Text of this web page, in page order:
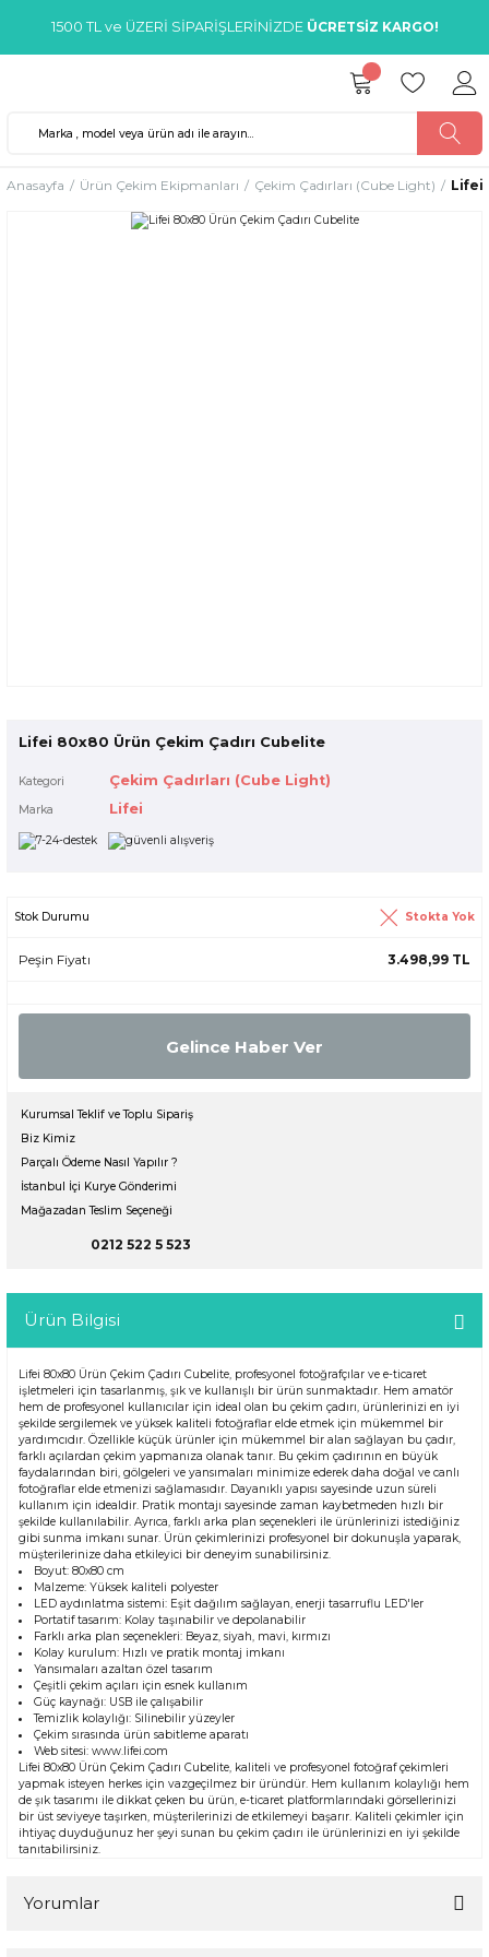
1500 TL ve ÜZERİ SİPARİŞLERİNİZDE ÜCRETSİZ KARGO!
Anasayfa Ürün Çekim Ekipmanları Çekim Çadırları (Cube Light) Lifei
Lifei 80x80 Ürün Çekim Çadırı Cubelite
Kategori Çekim Çadırları (Cube Light)
Marka Lifei
Stok Durumu Stokta Yok
Peşin Fiyatı 3.498,99 TL
Gelince Haber Ver
Kurumsal Teklif ve Toplu Sipariş
Biz Kimiz
Parçalı Ödeme Nasıl Yapılır ?
İstanbul İçi Kurye Gönderimi
Mağazadan Teslim Seçeneği
0212 522 5 523
Ürün Bilgisi
Lifei 80x80 Ürün Çekim Çadırı Cubelite, profesyonel fotoğrafçılar ve e-ticaret
işletmeleri için tasarlanmış, şık ve kullanışlı bir ürün sunmaktadır. Hem amatör
hem de profesyonel kullanıcılar için ideal olan bu çekim çadırı, ürünlerinizi en iyi
şekilde sergilemek ve yüksek kaliteli fotoğraflar elde etmek için mükemmel bir
yardımcıdır. Özellikle küçük ürünler için mükemmel bir alan sağlayan bu çadır,
farklı açılardan çekim yapmanıza olanak tanır. Bu çekim çadırının en büyük
faydalarından biri, gölgeleri ve yansımaları minimize ederek daha doğal ve canlı
fotoğraflar elde etmenizi sağlamasıdır. Dayanıklı yapısı sayesinde uzun süreli
kullanım için idealdir. Pratik montajı sayesinde zaman kaybetmeden hızlı bir
şekilde kullanılabilir. Ayrıca, farklı arka plan seçenekleri ile ürünlerinizi istediğiniz
gibi sunma imkanı sunar. Ürün çekimlerinizi profesyonel bir dokunuşla yaparak,
müşterilerinize daha etkileyici bir deneyim sunabilirsiniz.
Boyut: 80x80 cm
Malzeme: Yüksek kaliteli polyester
LED aydınlatma sistemi: Eşit dağılım sağlayan, enerji tasarruflu LED'ler
Portatif tasarım: Kolay taşınabilir ve depolanabilir
Farklı arka plan seçenekleri: Beyaz, siyah, mavi, kırmızı
Kolay kurulum: Hızlı ve pratik montaj imkanı
Yansımaları azaltan özel tasarım
Çeşitli çekim açıları için esnek kullanım
Güç kaynağı: USB ile çalışabilir
Temizlik kolaylığı: Silinebilir yüzeyler
Çekim sırasında ürün sabitleme aparatı
Web sitesi:www.lifei.com
Lifei 80x80 Ürün Çekim Çadırı Cubelite, kaliteli ve profesyonel fotoğraf çekimleri
yapmak isteyen herkes için vazgeçilmez bir üründür. Hem kullanım kolaylığı hem
de şık tasarımı ile dikkat çeken bu ürün, e-ticaret platformlarındaki görsellerinizi
bir üst seviyeye taşırken, müşterilerinizi de etkilemeyi başarır. Kaliteli çekimler için
ihtiyaç duyduğunuz her şeyi sunan bu çekim çadırı ile ürünlerinizi en iyi şekilde
tanıtabilirsiniz.
Yorumlar